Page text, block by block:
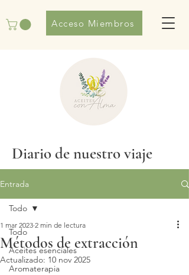
Acceso Miembros
Diario de nuestro viaje
Entrada
Todo
Aceites esenciales
Aromaterapia
Todo
Métodos de extracción
1 mar 2023 2 min de lectura
Actualizado: 10 nov 2025